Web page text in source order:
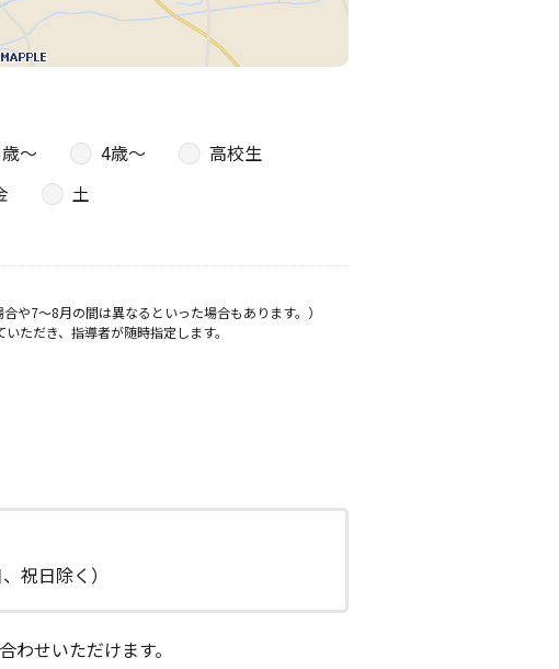
〜 4歳〜
高校生
土
や7～8月の間は異なるといった場合もあります。）
ただき、指導者が随時指定します。
祝日除く）
せいただけます。